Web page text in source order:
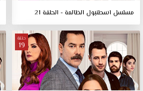
مسلسل اسطنبول الظالمة - الحلقة 21
حلقة
19